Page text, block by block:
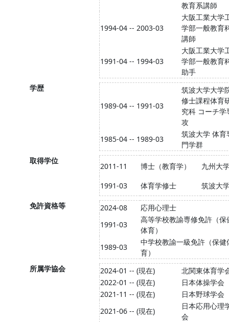
教育系講師
1994-04 -- 2003-03
大阪工業大学
学部一般教育
講師
1991-04 -- 1994-03
大阪工業大学
学部一般教育
助手
学歴
1989-04 -- 1991-03
筑波大学大学
修士課程体育
究科 コーチ学
攻
1985-04 -- 1989-03
筑波大学 体育
門学群
取得学位
2011-11 博士（教育学）
九州大
1991-03
体育学修士 筑波大
免許資格等 2024-08
応用心理士
1991-03
高等学校教諭専修免許（保
体育）
1989-03
中学校教諭一級免許（保健
育）
所属学協会
2024-01 -- (現在)
北関東体育学
2022-01 -- (現在)
日本体操学会
2021-11 -- (現在)
日本野球学会
2021-06 -- (現在)
日本応用心理
会